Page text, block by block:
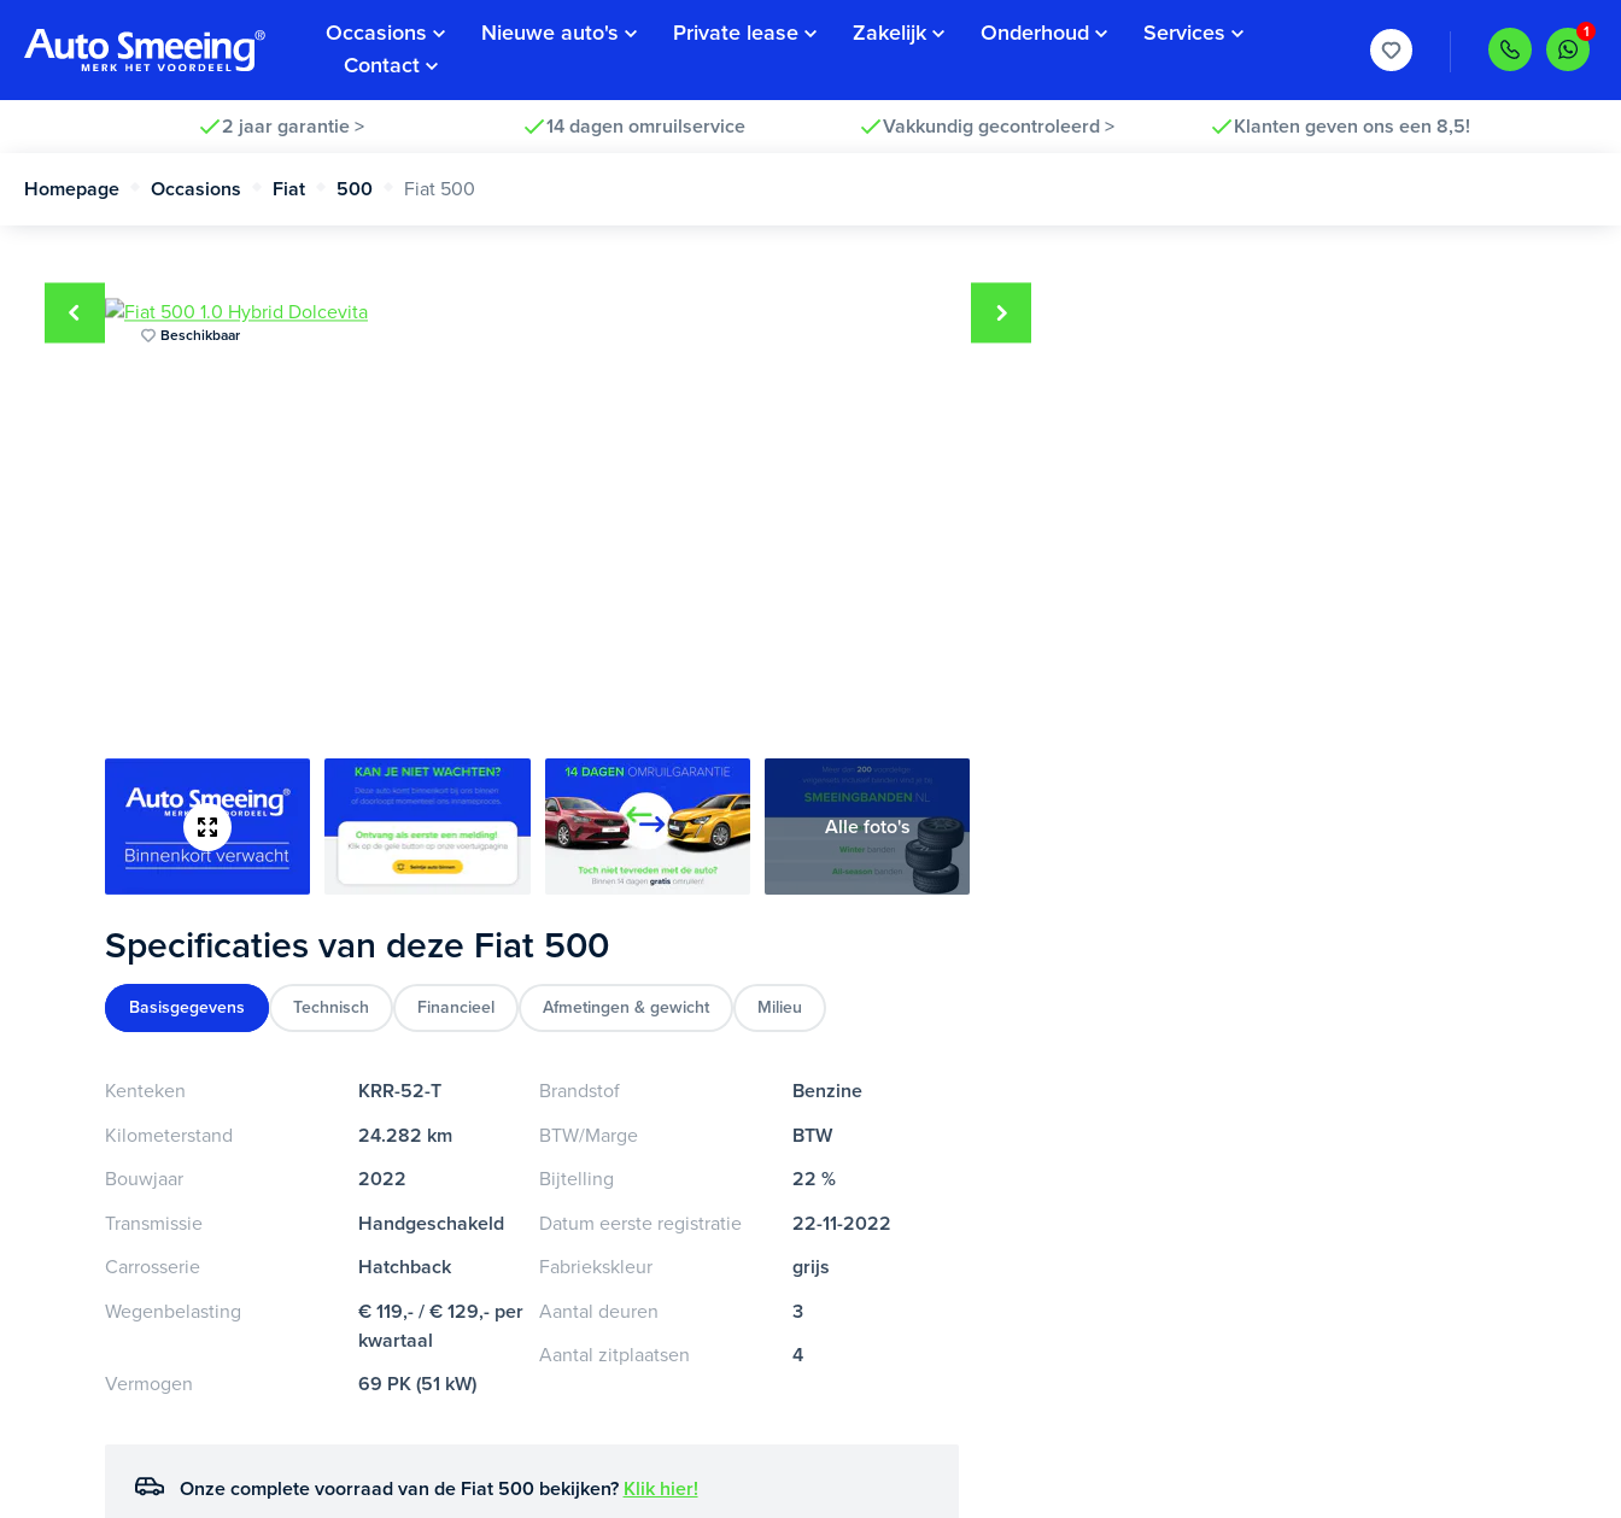
Occasions Nieuwe auto's Private lease Zakelijk Onderhoud
Services
Contact
2 jaar garantie > 14 dagen omruilservice Vakkundig gecontroleerd > Klanten geven ons een 8,5!
Homepage Occasions Fiat 500 Fiat 500
Beschikbaar
Alle foto's
Specificaties van deze Fiat 500
Basisgegevens Technisch Financieel Afmetingen & gewicht Milieu
Kenteken
KRR-52-T
Kilometerstand
24.282 km
Bouwjaar
2022
Transmissie
Handgeschakeld
Carrosserie
Hatchback
Wegenbelasting
€ 119,- / € 129,- per
kwartaal
Vermogen
69 PK (51 kW)
Brandstof
Benzine
BTW/Marge
BTW
Bijtelling
22 %
Datum eerste registratie
22-11-2022
Fabriekskleur
grijs
Aantal deuren
3
Aantal zitplaatsen
4
Onze complete voorraad van de Fiat 500 bekijken? Klik hier!